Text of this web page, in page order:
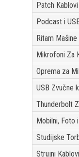
Patch Kablovi
Podcast i
Ritam Mašine
Mikrofoni Za
Oprema za
USB Zvučne
Thunderbolt
Mobilni, Foto
Studijske
Strujni